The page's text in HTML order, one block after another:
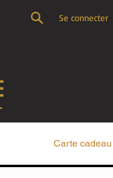
Carte cadeau
Se connecter